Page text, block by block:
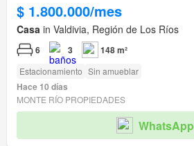
$ 1.800.000/mes
Casa in Valdivia, Región de Los Ríos
6 3 148 m²
Estacionamiento Sin amueblar
Hace 10 días
MONTE RÍO PROPIEDADES
WhatsApp